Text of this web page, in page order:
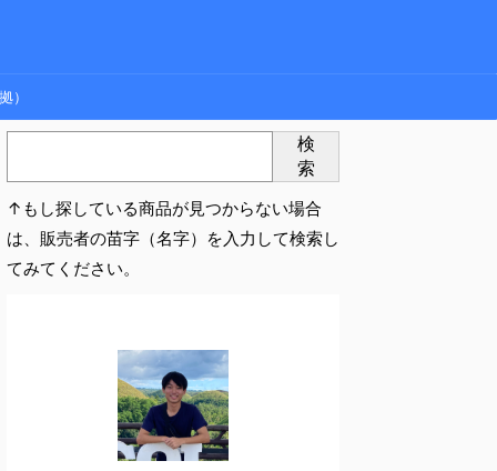
）
検
索
↑もし探している商品が見つからない場合
は、販売者の苗字（名字）を入力して検索し
てみてください。